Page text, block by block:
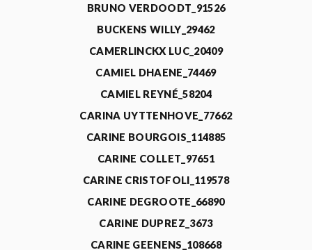
BRUNO VERDOODT_91526
BUCKENS WILLY_29462
CAMERLINCKX LUC_20409
CAMIEL DHAENE_74469
CAMIEL REYNÉ_58204
CARINA UYTTENHOVE_77662
CARINE BOURGOIS_114885
CARINE COLLET_97651
CARINE CRISTOFOLI_119578
CARINE DEGROOTE_66890
CARINE DUPREZ_3673
CARINE GEENENS_108668